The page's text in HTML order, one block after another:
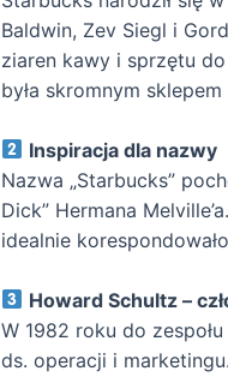
Baldwin, Zev Siegl i
ziaren kawy i sprzętu
była skromnym
Inspiracja dla nazwy
Nazwa „Starbucks”
Dick” Hermana
idealnie
Howard Schultz –
W 1982 roku do
ds. operacji i